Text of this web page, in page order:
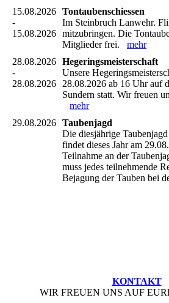
15.08.2026
-
15.08.2026
Tontaubenschiessen
Im Steinbruch Lanwehr.
mitzubringen. Die
Mitglieder frei. mehr
28.08.2026
-
28.08.2026
Hegeringsmeisterschaft
Unsere
28.08.2026 ab 16 Uhr auf
Sundern statt. Wir freuen
mehr
29.08.2026 Taubenjagd
Die diesjährige
findet dieses Jahr am
Teilnahme an der
muss jedes teilnehmende
Bejagung der Tauben bei
KONTAKT
WIR FREUEN UNS AUF